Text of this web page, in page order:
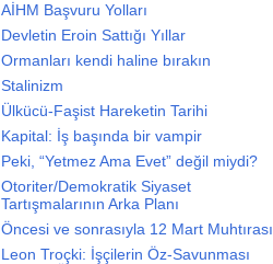
AİHM Başvuru Yolları
Devletin Eroin Sattığı Yıllar
Ormanları kendi haline bırakın
Stalinizm
Ülkücü-Faşist Hareketin Tarihi
Kapital: İş başında bir vampir
Peki, “Yetmez Ama Evet” değil miydi?
Otoriter/Demokratik Siyaset
Tartışmalarının Arka Planı
Öncesi ve sonrasıyla 12 Mart Muhtırası
Leon Troçki: İşçilerin Öz-Savunması